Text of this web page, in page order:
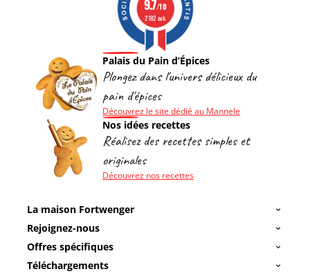
Palais du Pain d’Épices
Plongez dans l'univers délicieux du
pain d'épices
Découvrez le site dédié au Mannele
9.7/10
2182 avis
Nos idées recettes
Réalisez des recettes simples et
originales
Découvrez nos recettes
La maison Fortwenger
Rejoignez-nous
Offres spécifiques
Téléchargements